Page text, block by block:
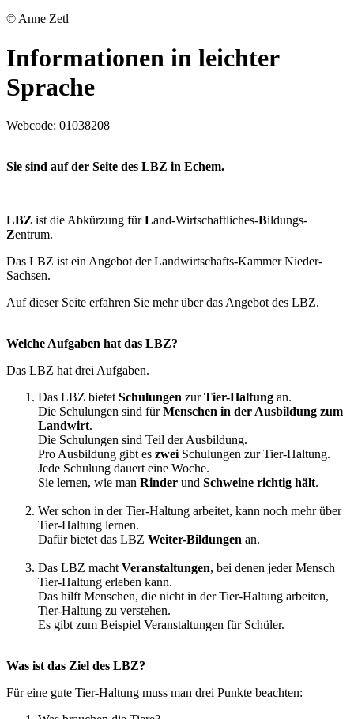
© Anne Zetl
Informationen in leichter
Sprache
Webcode: 01038208
Sie sind auf der Seite des LBZ in Echem.
LBZ ist die Abkürzung fürLand-Wirtschaftliches-Bildungs-
Zentrum.
Das LBZ ist ein Angebot der Landwirtschafts-Kammer Nieder-
Sachsen.
Auf dieser Seite erfahren Sie mehr über das Angebot des LBZ.
Welche Aufgaben hat das LBZ?
Das LBZ hat drei Aufgaben.
Das LBZ bietet Schulungen zurTier-Haltung an.
Die Schulungen sind fürMenschen in der Ausbildung zum
Landwirt.
Die Schulungen sind Teil der Ausbildung.
Pro Ausbildung gibt es zwei Schulungen zur Tier-Haltung.
Jede Schulung dauert eine Woche.
Sie lernen, wie man Rinder und Schweine richtig hält.
Wer schon in der Tier-Haltung arbeitet, kann noch mehr über
Tier-Haltung lernen.
Dafür bietet das LBZ Weiter-Bildungen an.
Das LBZ macht Veranstaltungen, bei denen jeder Mensch
Tier-Haltung erleben kann.
Das hilft Menschen, die nicht in der Tier-Haltung arbeiten,
Tier-Haltung zu verstehen.
Es gibt zum Beispiel Veranstaltungen für Schüler.
Was ist das Ziel des LBZ?
Für eine gute Tier-Haltung muss man drei Punkte beachten: